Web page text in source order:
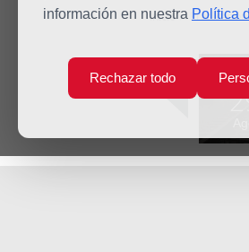
información en nuestra Política
Rechazar todo
Inicio Predicación